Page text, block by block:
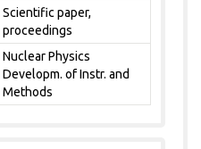
Scientific paper,
proceedings
Nuclear Physics
Developm. of Instr. and
Methods